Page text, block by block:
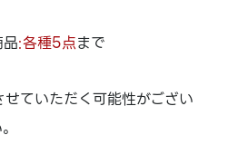
:各種5点まで
ていただく可能性がござい